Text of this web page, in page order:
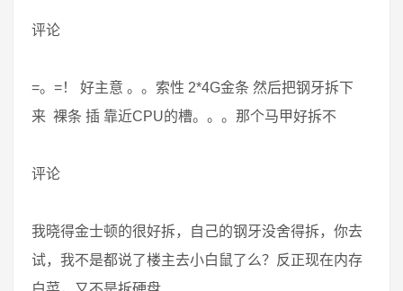
评论
=。=！ 好主意 。。索性 2*4G金条 然后把钢牙拆下
来 裸条 插 靠近CPU的槽。。。那个马甲好拆不
评论
我晓得金士顿的很好拆，自己的钢牙没舍得拆，你去
试，我不是都说了楼主去小白鼠了么？反正现在内存